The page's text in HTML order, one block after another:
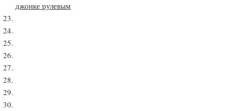
джонке рулевым